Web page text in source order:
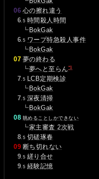
06 心の擦れ違う
6 .5 時間殺人時間
┗ BokGak
6 .5 ワープ特急殺人事件
┗ BokGak
07 夢の終わる
┗夢へと至らん *1
7.5 LCB定期検診
┗ BokGak
7.5 深夜清掃
┗ BokGak
08 眺めることしかできない
┗家主審査 2次戦
8.5 切磋琢春
09 断ち切れない
9.5 縒り合せ
9.5 経験記憶